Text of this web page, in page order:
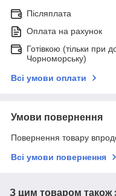
Післяплата
Оплата на рахунок
Готівкою (тільки при
Чорноморську)
Всі умови оплати
Умови повернення
Повернення товару
Всі умови повернення
З цим товаром також